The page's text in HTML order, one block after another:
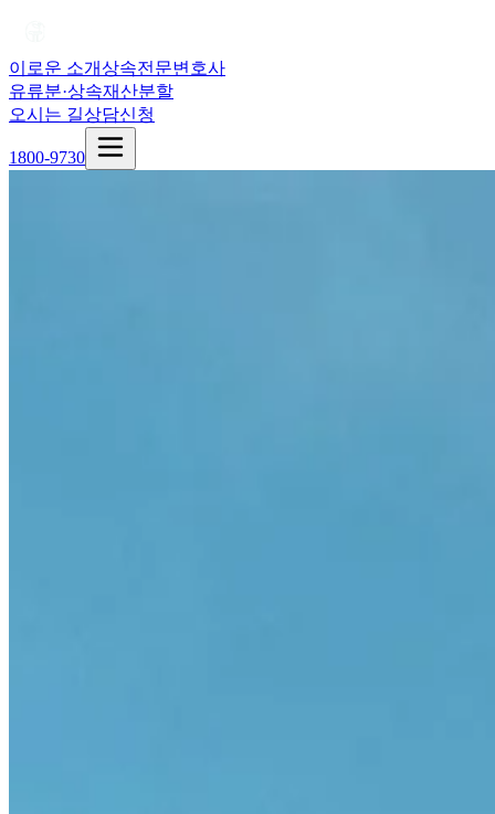
이로운 소개상속전문변호사
유류분·상속재산분할
오시는 길상담신청
1800-9730